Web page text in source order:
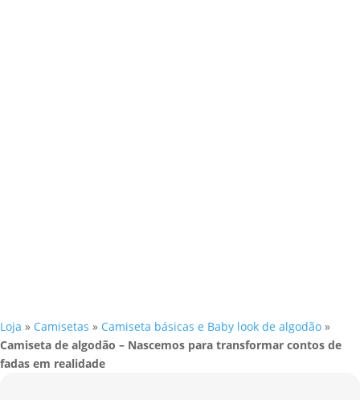
Loja » Camisetas » Camiseta básicas e Baby look de algodão »
Camiseta de algodão – Nascemos para transformar contos de
fadas em realidade